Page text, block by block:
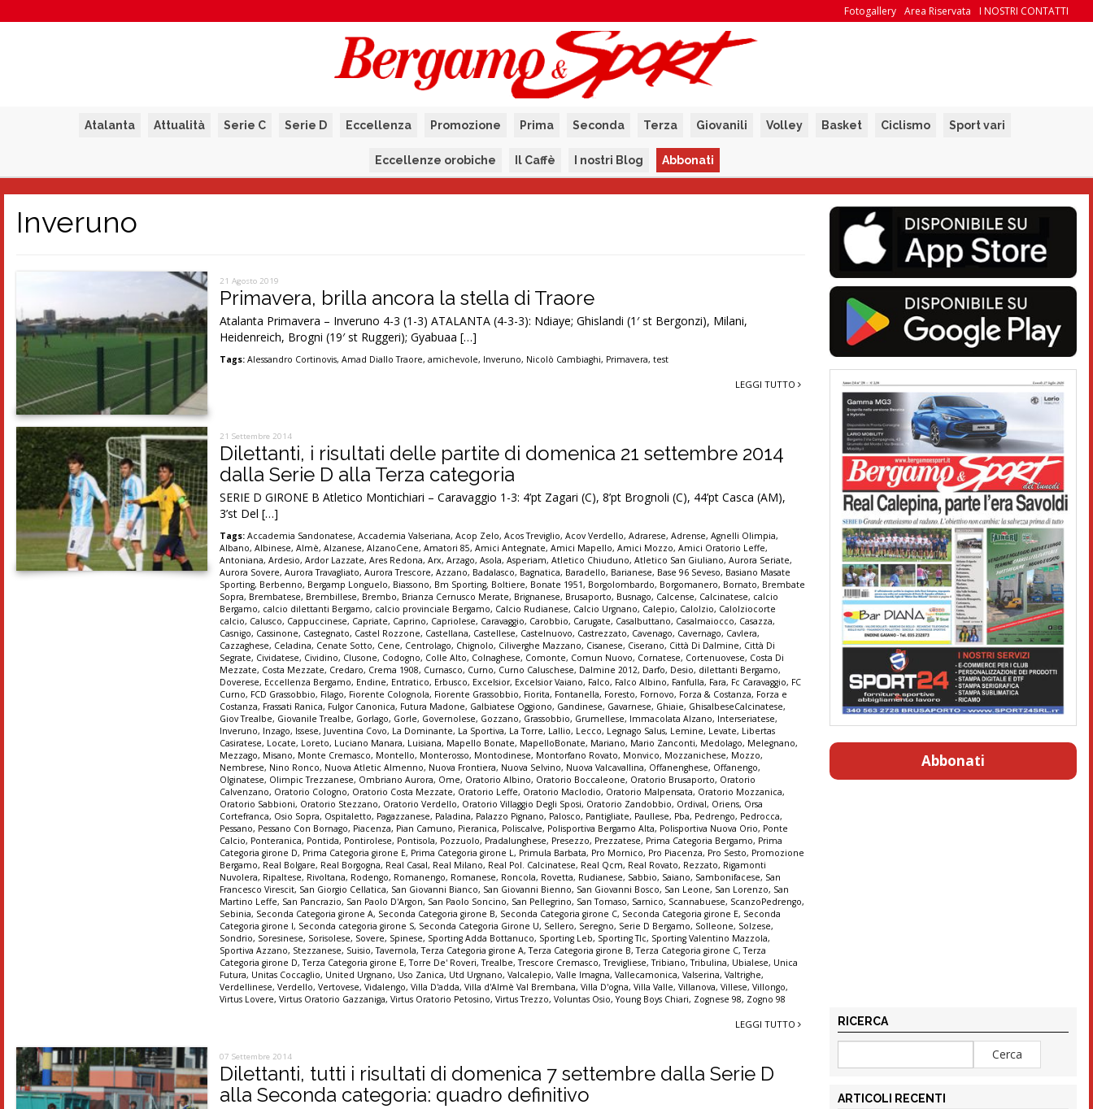
I NOSTRI CONTATTI
Area Riservata
Fotogallery
Atalanta Attualità Serie C Serie D Eccellenza Promozione Prima Seconda Terza Giovanili Volley Basket Ciclismo Sport vari
Eccellenze orobiche Il Caffè I nostri Blog Abbonati
Inveruno
21 Agosto 2019
Primavera, brilla ancora la stella di Traore
Atalanta Primavera – Inveruno 4-3 (1-3) ATALANTA (4-3-3): Ndiaye; Ghislandi (1′ st Bergonzi), Milani,
Heidenreich, Brogni (19′ st Ruggeri); Gyabuaa […]
Tags: Alessandro Cortinovis,Amad Diallo Traore,amichevole, Inveruno, Nicolò Cambiaghi, Primavera,test
LEGGI TUTTO
21 Settembre 2014
Dilettanti, i risultati delle partite di domenica 21 settembre 2014
dalla Serie D alla Terza categoria
SERIE D GIRONE B Atletico Montichiari – Caravaggio 1-3: 4’pt Zagari (C), 8’pt Brognoli (C), 44’pt Casca (AM),
3’st Del […]
Tags: Accademia Sandonatese,Accademia Valseriana,Acop Zelo,Acos Treviglio,Acov Verdello,Adrarese,Adrense,Agnelli Olimpia,
Albano,Albinese,Almè,Alzanese,AlzanoCene,Amatori 85,Amici Antegnate,Amici Mapello,Amici Mozzo,Amici Oratorio Leffe,
Antoniana,Ardesio,Ardor Lazzate,Ares Redona,Arx,Arzago,Asola,Asperiam,Atletico Chiuduno,Atletico San Giuliano,Aurora Seriate,
Aurora Sovere,Aurora Travagliato,Aurora Trescore,Azzano, Badalasco, Bagnatica, Baradello, Barianese, Base 96 Seveso, Basiano Masate
Sporting, Berbenno, Bergamp Longuelo, Biassono, Bm Sporting, Boltiere, Bonate 1951, Borgolombardo, Borgomanero, Bornato, Brembate
Sopra, Brembatese, Brembillese, Brembo, Brianza Cernusco Merate, Brignanese, Brusaporto, Busnago, Calcense, Calcinatese, calcio
Bergamo, calcio dilettanti Bergamo, calcio provinciale Bergamo, Calcio Rudianese, Calcio Urgnano, Calepio, Calolzio, Calolziocorte
calcio, Calusco, Cappuccinese, Capriate, Caprino, Capriolese, Caravaggio, Carobbio, Carugate, Casalbuttano, Casalmaiocco, Casazza,
Casnigo, Cassinone, Castegnato, Castel Rozzone, Castellana, Castellese, Castelnuovo, Castrezzato, Cavenago, Cavernago, Cavlera,
Cazzaghese, Celadina, Cenate Sotto, Cene, Centrolago, Chignolo, Ciliverghe Mazzano, Cisanese, Ciserano, Città Di Dalmine, Città Di
Segrate, Cividatese, Cividino, Clusone, Codogno, Colle Alto, Colnaghese, Comonte, Comun Nuovo, Cornatese, Cortenuovese, Costa Di
Mezzate, Costa Mezzate, Credaro, Crema 1908, Curnasco, Curno, Curno Caluschese, Dalmine 2012, Darfo, Desio, dilettanti Bergamo,
Doverese, Eccellenza Bergamo, Endine, Entratico, Erbusco, Excelsior, Excelsior Vaiano, Falco, Falco Albino, Fanfulla, Fara, Fc Caravaggio, FC
Curno, FCD Grassobbio, Filago, Fiorente Colognola, Fiorente Grassobbio, Fiorita, Fontanella, Foresto, Fornovo, Forza & Costanza, Forza e
Costanza, Frassati Ranica, Fulgor Canonica, Futura Madone, Galbiatese Oggiono, Gandinese, Gavarnese, Ghiaie, GhisalbeseCalcinatese,
Giov Trealbe, Giovanile Trealbe, Gorlago, Gorle, Governolese, Gozzano, Grassobbio, Grumellese, Immacolata Alzano, Interseriatese,
Inveruno, Inzago, Issese, Juventina Covo, La Dominante, La Sportiva, La Torre, Lallio, Lecco, Legnago Salus, Lemine, Levate, Libertas
Casiratese, Locate, Loreto, Luciano Manara, Luisiana, Mapello Bonate, MapelloBonate, Mariano, Mario Zanconti, Medolago, Melegnano,
Mezzago, Misano, Monte Cremasco, Montello, Monterosso, Montodinese, Montorfano Rovato, Monvico, Mozzanichese, Mozzo,
Nembrese, Nino Ronco, Nuova Atletic Almenno, Nuova Frontiera, Nuova Selvino, Nuova Valcavallina, Offanenghese, Offanengo,
Olginatese, Olimpic Trezzanese, Ombriano Aurora, Ome, Oratorio Albino, Oratorio Boccaleone, Oratorio Brusaporto, Oratorio
Calvenzano, Oratorio Cologno, Oratorio Costa Mezzate, Oratorio Leffe, Oratorio Maclodio, Oratorio Malpensata, Oratorio Mozzanica,
Oratorio Sabbioni, Oratorio Stezzano, Oratorio Verdello, Oratorio Villaggio Degli Sposi, Oratorio Zandobbio, Ordival, Oriens, Orsa
Cortefranca, Osio Sopra, Ospitaletto, Pagazzanese, Paladina, Palazzo Pignano, Palosco, Pantigliate, Paullese, Pba, Pedrengo, Pedrocca,
Pessano, Pessano Con Bornago, Piacenza, Pian Camuno, Pieranica, Poliscalve, Polisportiva Bergamo Alta, Polisportiva Nuova Orio, Ponte
Calcio, Ponteranica, Pontida, Pontirolese, Pontisola, Pozzuolo, Pradalunghese, Presezzo, Prezzatese, Prima Categoria Bergamo, Prima
Categoria girone D, Prima Categoria girone E, Prima Categoria girone L, Primula Barbata, Pro Mornico, Pro Piacenza, Pro Sesto, Promozione
Bergamo, Real Bolgare, Real Borgogna, Real Casal, Real Milano, Real Pol. Calcinatese, Real Qcm, Real Rovato, Rezzato, Rigamonti
Nuvolera, Ripaltese, Rivoltana, Rodengo, Romanengo, Romanese, Roncola, Rovetta, Rudianese, Sabbio, Saiano, Sambonifacese, San
Francesco Virescit, San Giorgio Cellatica, San Giovanni Bianco, San Giovanni Bienno, San Giovanni Bosco, San Leone, San Lorenzo, San
Martino Leffe, San Pancrazio, San Paolo D'Argon, San Paolo Soncino, San Pellegrino, San Tomaso, Sarnico, Scannabuese, ScanzoPedrengo,
Sebinia, Seconda Categoria girone A, Seconda Categoria girone B, Seconda Categoria girone C, Seconda Categoria girone E, Seconda
Categoria girone I, Seconda categoria girone S, Seconda Categoria Girone U, Sellero, Seregno, Serie D Bergamo, Solleone, Solzese,
Sondrio, Soresinese, Sorisolese, Sovere, Spinese, Sporting Adda Bottanuco, Sporting Leb, Sporting Tlc, Sporting Valentino Mazzola,
Sportiva Azzano, Stezzanese, Suisio,Tavernola,Terza Categoria girone A,Terza Categoria girone B,Terza Categoria girone C,Terza
Categoria girone D,Terza Categoria girone E,Torre De' Roveri,Trealbe,Trescore Cremasco,Trevigliese,Tribiano,Tribulina, Ubialese, Unica
Futura, Unitas Coccaglio, United Urgnano, Uso Zanica, Utd Urgnano,Valcalepio,Valle Imagna,Vallecamonica,Valserina,Valtrighe,
Verdellinese,Verdello,Vertovese,Vidalengo,Villa D'adda,Villa d'Almè Val Brembana,Villa D'ogna,Villa Valle,Villanova,Villese,Villongo,
Virtus Lovere,Virtus Oratorio Gazzaniga,Virtus Oratorio Petosino,Virtus Trezzo,Voluntas Osio,Young Boys Chiari, Zognese 98, Zogno 98
LEGGI TUTTO
07 Settembre 2014
Dilettanti, tutti i risultati di domenica 7 settembre dalla Serie D
alla Seconda categoria: quadro definitivo
Abbonati
RICERCA
ARTICOLI RECENTI